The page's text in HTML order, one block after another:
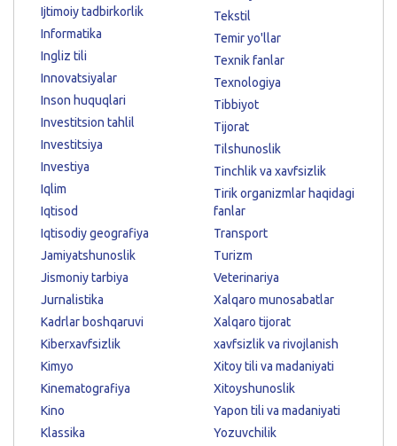
Ijtimoiy tadbirkorlik
Informatika
Ingliz tili
Innovatsiyalar
Inson huquqlari
Investitsion tahlil
Investitsiya
Investiya
Iqlim
Iqtisod
Iqtisodiy geografiya
Jamiyatshunoslik
Jismoniy tarbiya
Jurnalistika
Kadrlar boshqaruvi
Kiberxavfsizlik
Kimyo
Kinematografiya
Kino
Klassika
Tekstil
Temir yo'llar
Texnik fanlar
Texnologiya
Tibbiyot
Tijorat
Tilshunoslik
Tinchlik va xavfsizlik
Tirik organizmlar haqidagi
fanlar
Transport
Turizm
Veterinariya
Xalqaro munosabatlar
Xalqaro tijorat
xavfsizlik va rivojlanish
Xitoy tili va madaniyati
Xitoyshunoslik
Yapon tili va madaniyati
Yozuvchilik